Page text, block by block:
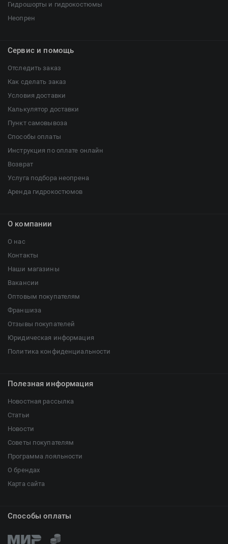
Гидрошорты и гидрокостюмы
Неопрен
Сервис и помощь
Отследить заказ
Как сделать заказ
Условия доставки
Калькулятор доставки
Пункт самовывоза
Способы оплаты
Инструкция по оплате онлайн
Возврат
Услуга подбора неопрена
Аренда гидрокостюмов
О компании
О нас
Контакты
Наши магазины
Вакансии
Оптовым покупателям
Франшиза
Отзывы покупателей
Юридическая информация
Политика конфиденциальности
Полезная информация
Новостная рассылка
Статьи
Новости
Советы покупателям
Программа лояльности
О брендах
Карта сайта
Способы оплаты